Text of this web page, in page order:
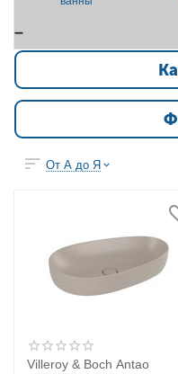
От А до Я
Villeroy & Boch Antao